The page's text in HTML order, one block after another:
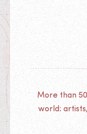
More than
world: